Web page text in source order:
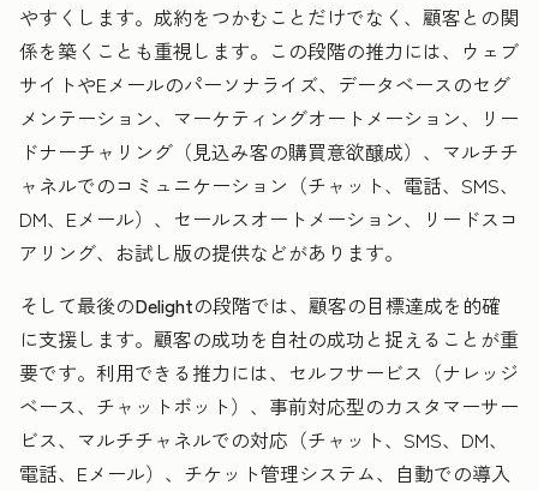
やすくします。成約をつかむことだけでなく、顧客との関
係を築くことも重視します。この段階の推力には、ウェブ
サイトやEメールのパーソナライズ、データベースのセグ
メンテーション、マーケティングオートメーション、リー
ドナーチャリング（見込み客の購買意欲醸成）、マルチチ
ャネルでのコミュニケーション（チャット、電話、SMS、
DM、Eメール）、セールスオートメーション、リードスコ
アリング、お試し版の提供などがあります。
そして最後のDelightの段階では、顧客の目標達成を的確
に支援します。顧客の成功を自社の成功と捉えることが重
要です。利用できる推力には、セルフサービス（ナレッジ
ベース、チャットボット）、事前対応型のカスタマーサー
ビス、マルチチャネルでの対応（チャット、SMS、DM、
電話、Eメール）、チケット管理システム、自動での導入